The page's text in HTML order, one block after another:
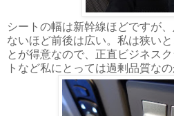
シートの幅は新幹線ほどですが
ないほど前後は広い。私は狭い
とが得意なので、正直ビジネス
トなど私にとっては過剰品質な